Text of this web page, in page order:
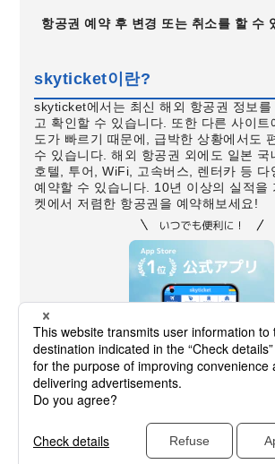
항공권 예약 후 변경 또는 취소를 할 수
skyticket이란?
skyticket에서는 최신 해외 항공권 정보
고 확인할 수 있습니다. 또한 다른 사이트
도가 빠르기 때문에, 급박한 상황에서도
수 있습니다. 해외 항공권 외에도 일본 국
호텔, 투어, WiFi, 고속버스, 렌터카 등 다
예약할 수 있습니다. 10년 이상의 실적을
켓에서 저렴한 항공권을 예약해보세요!